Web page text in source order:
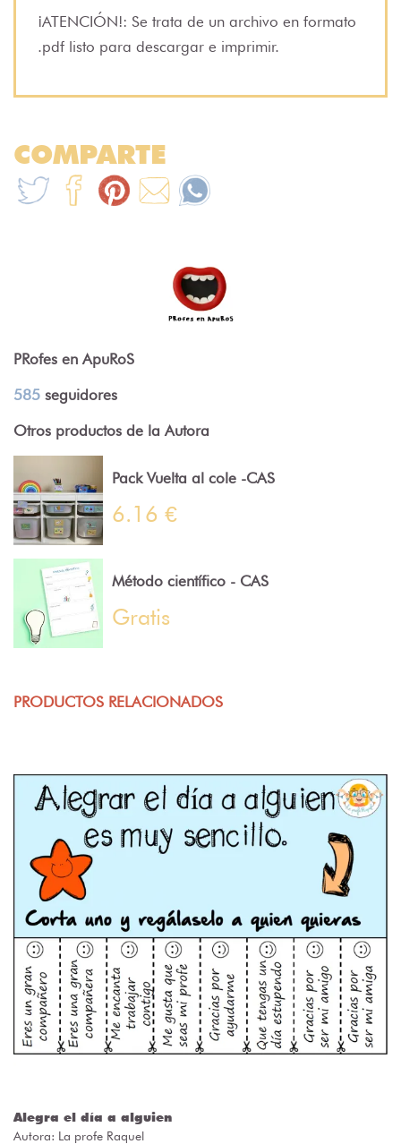
¡ATENCIÓN!: Se trata de un archivo en formato
.pdf listo para descargar e imprimir.
COMPARTE
PRofes en ApuRoS
585 seguidores
Otros productos de la Autora
Pack Vuelta al cole -CAS
6.16 €
Método científico - CAS
Gratis
PRODUCTOS RELACIONADOS
Alegra el día a alguien
Autora: La profe Raquel